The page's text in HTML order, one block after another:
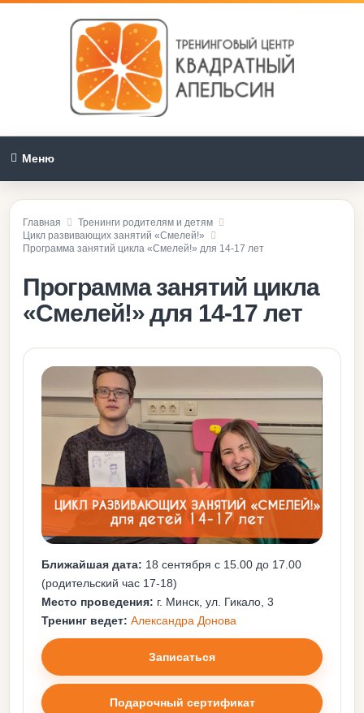
Меню
Главная
Тренинги родителям и детям
Цикл развивающих занятий «Смелей!»
Программа занятий цикла «Смелей!» для 14-17 лет
Программа занятий цикла
«Смелей!» для 14-17 лет
Ближайшая дата: 18 сентября с 15.00 до 17.00
(родительский час 17-18)
Место проведения: г. Минск, ул. Гикало, 3
Тренинг ведет: Александра Донова
Записаться
Подарочный сертификат